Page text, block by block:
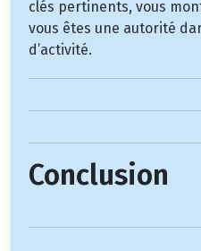
clés pertinents, vous
vous êtes une autorité
d’activité.
Conclusion